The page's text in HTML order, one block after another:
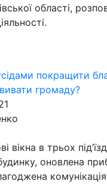
області,
покращити
громаду?
вікна в трьох
оновлена